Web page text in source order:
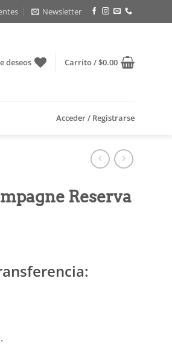
Newsletter
deseos Carrito /$0.00
Acceder / Registrarse
Reserva